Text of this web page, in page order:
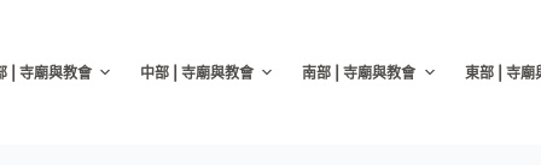
| 寺廟與教會 中部 | 寺廟與教會 南部 | 寺廟與教會 東部 | 寺廟